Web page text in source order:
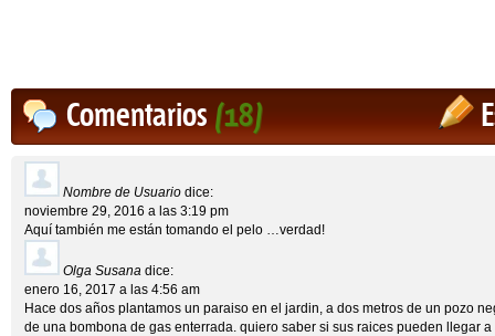
Comentarios(18)
Nombre de Usuario dice:
noviembre 29, 2016 a las 3:19 pm
Aquí también me están tomando el pelo …verdad!
Olga Susana dice:
enero 16, 2017 a las 4:56 am
Hace dos años plantamos un paraiso en el jardin, a dos metros de un pozo
de una bombona de gas enterrada. quiero saber si sus raices pueden llegar